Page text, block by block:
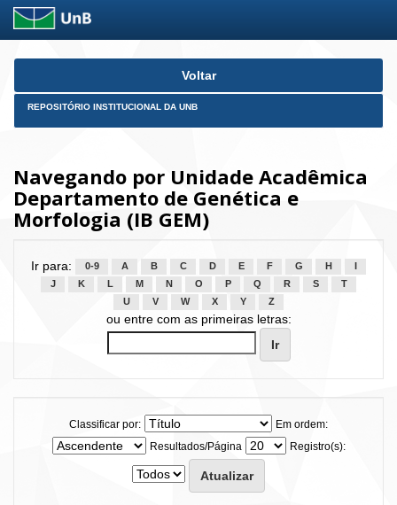
Skip
Voltar
REPOSITÓRIO INSTITUCIONAL DA UNB
Navegando por Unidade Acadêmica
Departamento de Genética e
Morfologia (IB GEM)
Ir para: 0-9 A B C D E F G H
J
K L M N O P Q R S
T
U
V W X Y Z
ou entre com as primeiras letras:
Classificar por:
Em ordem:
Resultados/Página
Registro(s):